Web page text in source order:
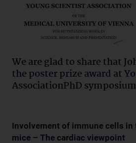
We are glad to share that
the poster prize award at
AssociationPhD
Involvement of immune cells
mice – The cardiac viewpoint